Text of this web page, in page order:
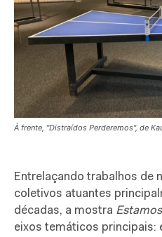
À frente, "Distraídos Perderemos", de
Entrelaçando trabalhos de
coletivos atuantes
décadas, a mostra
eixos temáticos principais: